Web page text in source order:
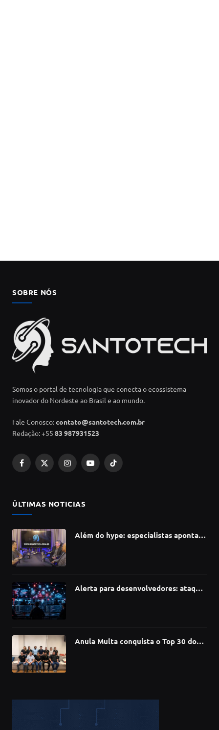
SOBRE NÓS
Somos o portal de tecnologia que conecta o ecossistema
inovador do Nordeste ao Brasil e ao mundo.
Fale Conosco:contato@santotech.com.br
Redação: +55 83 987931523
Facebook
X
InstagramYouTubeTikTok
ÚLTIMAS NOTICIAS
Além do hype: especialistas apontam
Alerta para desenvolvedores: ataque
Anula Multa conquista o Top 30 do